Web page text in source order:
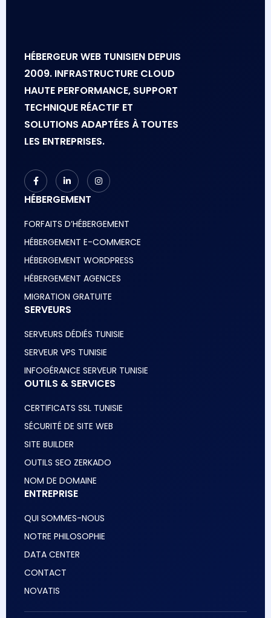
HÉBERGEUR WEB TUNISIEN DEPUIS
2009. INFRASTRUCTURE CLOUD
HAUTE PERFORMANCE, SUPPORT
TECHNIQUE RÉACTIF ET
SOLUTIONS ADAPTÉES À TOUTES
LES ENTREPRISES.
HÉBERGEMENT
FORFAITS D’HÉBERGEMENT
HÉBERGEMENT E-COMMERCE
HÉBERGEMENT WORDPRESS
HÉBERGEMENT AGENCES
MIGRATION GRATUITE
SERVEURS
SERVEURS DÉDIÉS TUNISIE
SERVEUR VPS TUNISIE
INFOGÉRANCE SERVEUR TUNISIE
OUTILS & SERVICES
CERTIFICATS SSL TUNISIE
SÉCURITÉ DE SITE WEB
SITE BUILDER
OUTILS SEO ZERKADO
NOM DE DOMAINE
ENTREPRISE
QUI SOMMES-NOUS
NOTRE PHILOSOPHIE
DATA CENTER
CONTACT
NOVATIS